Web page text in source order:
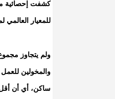
للمعيار العالمي
ولم يتجاوز
ساكن، أي أن أقل عدد